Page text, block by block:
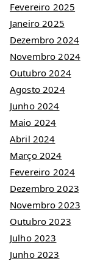
Fevereiro 2025
Janeiro 2025
Dezembro 2024
Novembro 2024
Outubro 2024
Agosto 2024
Junho 2024
Maio 2024
Abril 2024
Março 2024
Fevereiro 2024
Dezembro 2023
Novembro 2023
Outubro 2023
Julho 2023
Junho 2023